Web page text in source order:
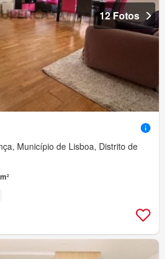
12 Fotos
Município de Lisboa, Distrito de